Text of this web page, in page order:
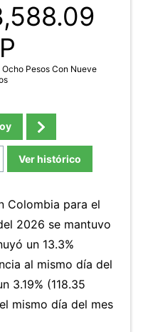
Pesos Con Nueve
Ver histórico
Colombia para el
2026 se mantuvo
un 13.3%
al mismo día del
3.19% (118.35
mismo día del mes